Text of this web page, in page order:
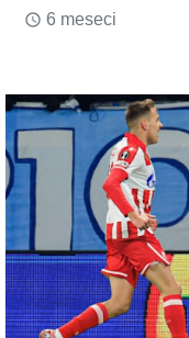
access_time 6 meseci